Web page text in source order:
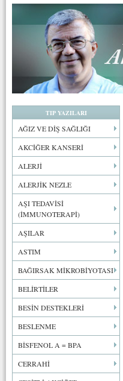
TIP YAZILARI
AĞIZ VE DİŞ SAĞLIĞI
AKCİĞER KANSERİ
ALERJİ
ALERJİK NEZLE
AŞI TEDAVİSİ
(İMMUNOTERAPİ)
AŞILAR
ASTIM
BAĞIRSAK MİKROBİYOTASI
BELİRTİLER
BESİN DESTEKLERİ
BESLENME
BİSFENOL A = BPA
CERRAHİ